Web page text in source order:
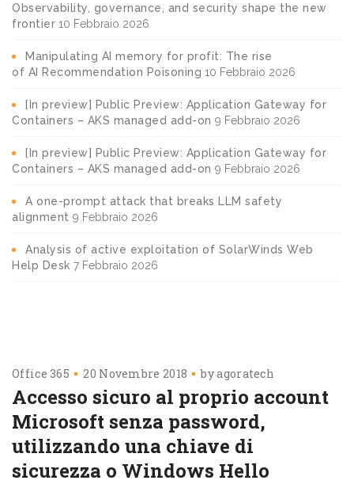
Observability, governance, and security shape the new
frontier 10 Febbraio 2026
Manipulating AI memory for profit: The rise
of AI Recommendation Poisoning 10 Febbraio 2026
[In preview] Public Preview: Application Gateway for
Containers – AKS managed add-on 9 Febbraio 2026
[In preview] Public Preview: Application Gateway for
Containers – AKS managed add-on 9 Febbraio 2026
A one-prompt attack that breaks LLM safety
alignment 9 Febbraio 2026
Analysis of active exploitation of SolarWinds Web
Help Desk 7 Febbraio 2026
Office 365 20 Novembre 2018 byagoratech
Accesso sicuro al proprio account
Microsoft senza password,
utilizzando una chiave di
sicurezza o Windows Hello